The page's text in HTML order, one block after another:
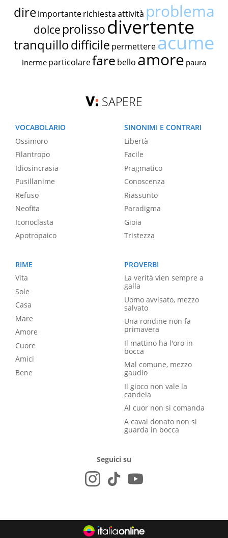
dire importante richiestaattività problema
dolce prolissodivertente
tranquillodifficile permettereacume
inerme particolarefare bello amore paura
SAPERE
VOCABOLARIO
Ossimoro
Filantropo
Idiosincrasia
Pusillanime
Refuso
Neofita
Iconoclasta
Apotropaico
SINONIMI E CONTRARI
Libertà
Facile
Pragmatico
Conoscenza
Riassunto
Paradigma
Gioia
Tristezza
RIME
Vita
Sole
Casa
Mare
Amore
Cuore
Amici
Bene
PROVERBI
La verità vien sempre a
galla
Uomo avvisato, mezzo
salvato
Una rondine non fa
primavera
Il mattino ha l'oro in
bocca
Mal comune, mezzo
gaudio
Il gioco non vale la
candela
Al cuor non si comanda
A caval donato non si
guarda in bocca
Seguici su